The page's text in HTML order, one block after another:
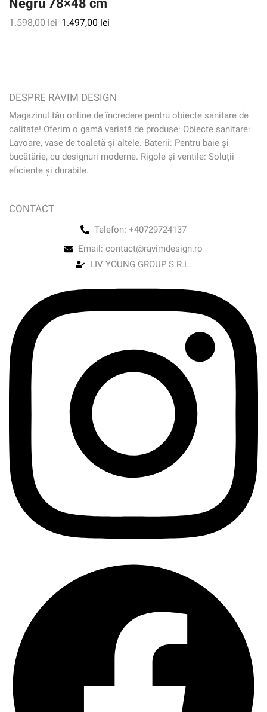
Negru 78×48 cm
1.598,00lei 1.497,00 lei
DESPRE RAVIM DESIGN
Magazinul tău online de încredere pentru obiecte sanitare de
calitate! Oferim o gamă variată de produse: Obiecte sanitare:
Lavoare, vase de toaletă și altele. Baterii: Pentru baie și
bucătărie, cu designuri moderne. Rigole și ventile: Soluții
eficiente și durabile.
CONTACT
Telefon: +40729724137
Email: contact@ravimdesign.ro
LIV YOUNG GROUP S.R.L.